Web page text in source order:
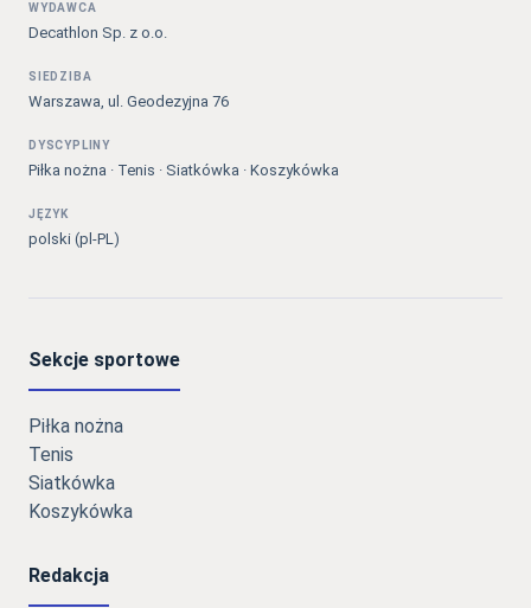
WYDAWCA
Decathlon Sp. z o.o.
SIEDZIBA
Warszawa, ul. Geodezyjna 76
DYSCYPLINY
Piłka nożna · Tenis · Siatkówka · Koszykówka
JĘZYK
polski (pl-PL)
Sekcje sportowe
Piłka nożna
Tenis
Siatkówka
Koszykówka
Redakcja